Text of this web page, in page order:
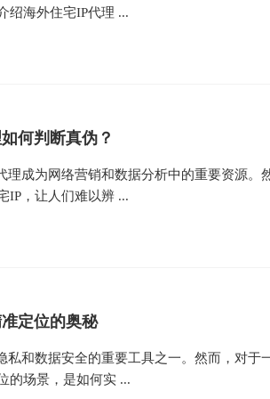
绍海外住宅IP代理 ...
何判断真伪？
理成为网络营销和数据分析中的重要资源。
IP，让人们难以辨 ...
定位的奥秘
私和数据安全的重要工具之一。然而，对于
的场景，是如何实 ...